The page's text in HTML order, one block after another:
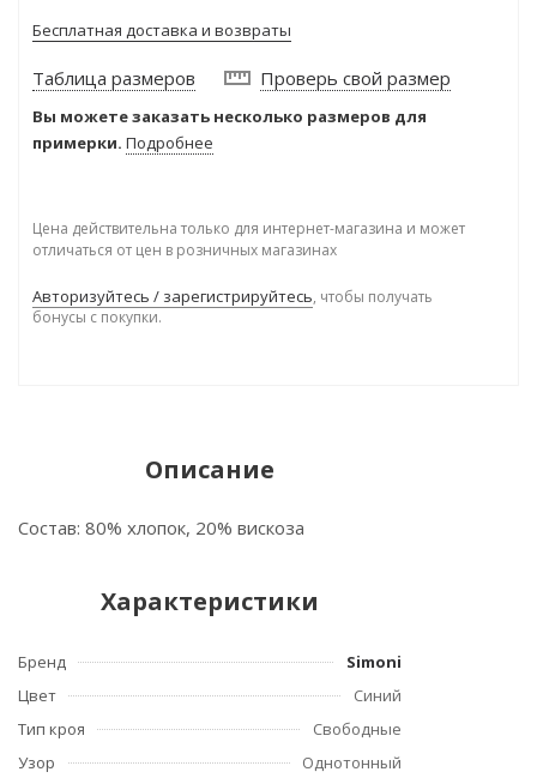
Бесплатная доставка и возвраты
Таблица размеров Проверь свой размер
Вы можете заказать несколько размеров для
примерки. Подробнее
Цена действительна только для интернет-магазина и может
отличаться от цен в розничных магазинах
Авторизуйтесь / зарегистрируйтесь, чтобы получать
бонусы с покупки.
Описание
Состав: 80% хлопок, 20% вискоза
Характеристики
Бренд
Simoni
Цвет
Синий
Тип кроя
Свободные
Узор
Однотонный